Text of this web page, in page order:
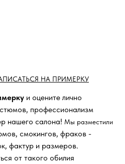
НА ПРИМЕРКУ
и оцените лично
профессионализм
нашего салона! Мы разместили
смокингов, фраков -
фактур и размеров.
от такого обилия